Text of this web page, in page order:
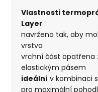
Vlastnosti
Layer
navrženo tak, aby
vrstva
vrchní část opatřena
elastickým pásem
ideální v kombinaci
pro maximální